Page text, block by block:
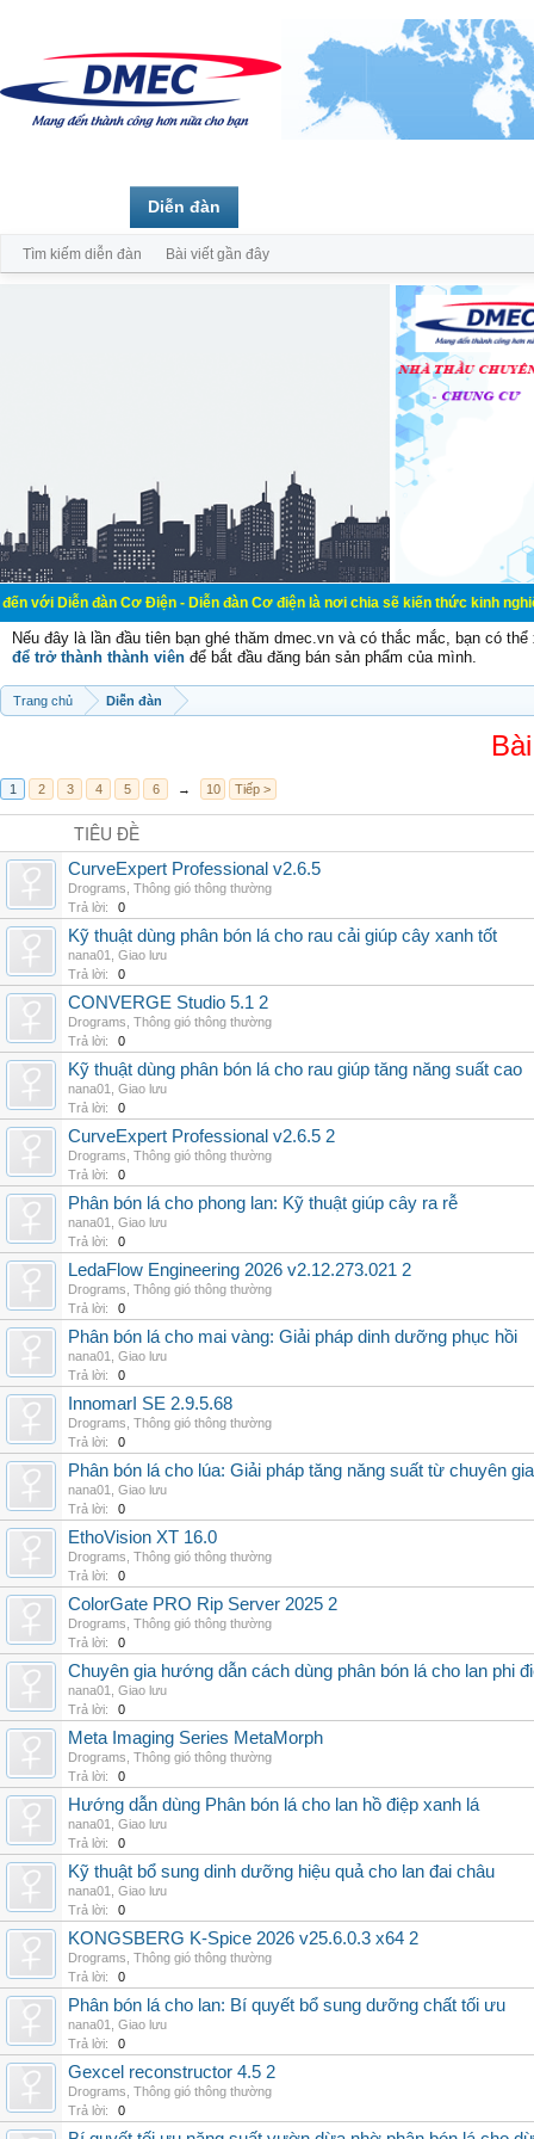
đàn Cơ Điện - Diễn đàn Cơ điện là nơi chia sẽ kiến thức kinh nghiệm trong
Nếu đây là lần đầu tiên bạn ghé thăm dmec.vn và có thắc mắc, bạn có
để trở thành thành viên để bắt đầu đăng bán sản phẩm của mình.
Trang chủ Diễn đàn
1 2 3 4 5 6 → 10 Tiếp >
TIÊU ĐỀ
CurveExpert Professional v2.6.5
Drograms Thông gió thông thường
Trả lời:
0
Kỹ thuật dùng phân bón lá cho rau cải giúp cây xanh tốt
nana01
Giao lưu
Trả lời:
0
CONVERGE Studio 5.1 2
Drograms Thông gió thông thường
Trả lời:
0
Kỹ thuật dùng phân bón lá cho rau giúp tăng năng suất cao
nana01
Giao lưu
Trả lời:
0
CurveExpert Professional v2.6.5 2
Drograms Thông gió thông thường
Trả lời:
0
Phân bón lá cho phong lan: Kỹ thuật giúp cây ra rễ
nana01
Giao lưu
Trả lời:
0
LedaFlow Engineering 2026 v2.12.273.021 2
Drograms Thông gió thông thường
Trả lời:
0
Phân bón lá cho mai vàng: Giải pháp dinh dưỡng phục hồi
nana01
Giao lưu
Trả lời:
0
InnomarI SE 2.9.5.68
Drograms Thông gió thông thường
Trả lời:
0
Phân bón lá cho lúa: Giải pháp tăng năng suất từ chuyên gia
nana01
Giao lưu
Trả lời:
0
EthoVision XT 16.0
Drograms Thông gió thông thường
Trả lời:
0
ColorGate PRO Rip Server 2025 2
Drograms Thông gió thông thường
Trả lời:
0
Chuyên gia hướng dẫn cách dùng phân bón lá cho lan phi
nana01
Giao lưu
Trả lời:
0
Meta Imaging Series MetaMorph
Drograms Thông gió thông thường
Trả lời:
0
Hướng dẫn dùng Phân bón lá cho lan hồ điệp xanh lá
nana01
Giao lưu
Trả lời:
0
Kỹ thuật bổ sung dinh dưỡng hiệu quả cho lan đai châu
nana01
Giao lưu
Trả lời:
0
KONGSBERG K-Spice 2026 v25.6.0.3 x64 2
Drograms Thông gió thông thường
Trả lời:
0
Phân bón lá cho lan: Bí quyết bổ sung dưỡng chất tối ưu
nana01
Giao lưu
Trả lời:
0
Gexcel reconstructor 4.5 2
Drograms Thông gió thông thường
Trả lời:
0
Diễn đàn
Tìm kiếm diễn đàn Bài viết gần đây